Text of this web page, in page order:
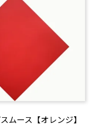
ムース【オレンジ】